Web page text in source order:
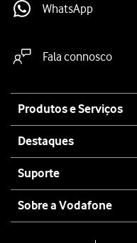
WhatsApp
Fala connosco
map
Produtos e Serviços
Destaques
Suporte
Sobre a Vodafone